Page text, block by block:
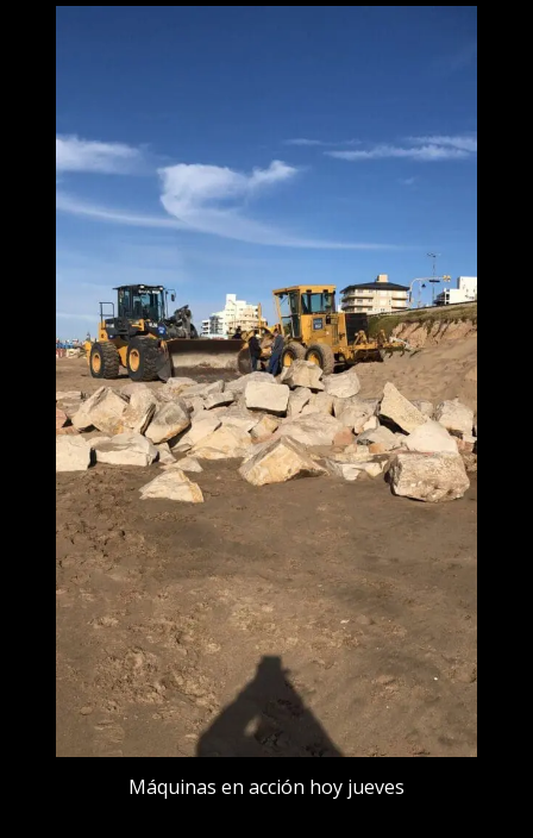
Máquinas en acción hoy jueves